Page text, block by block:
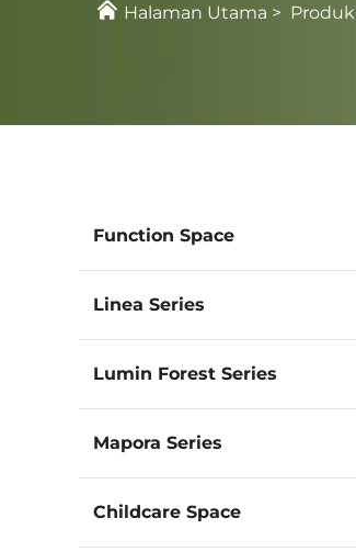
Halaman Utama > Produk
Function Space
Linea Series
Lumin Forest Series
Mapora Series
Childcare Space